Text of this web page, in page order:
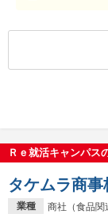
Ｒｅ就活キャンパス
業種
商社（食品関
タケムラ商